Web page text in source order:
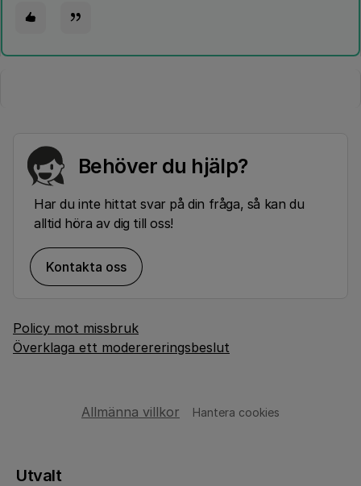
Behöver du hjälp?
Har du inte hittat svar på din fråga, så kan du
alltid höra av dig till oss!
Kontakta oss
Policy mot missbruk
Överklaga ett moderereringsbeslut
Allmänna villkor Hantera cookies
Utvalt